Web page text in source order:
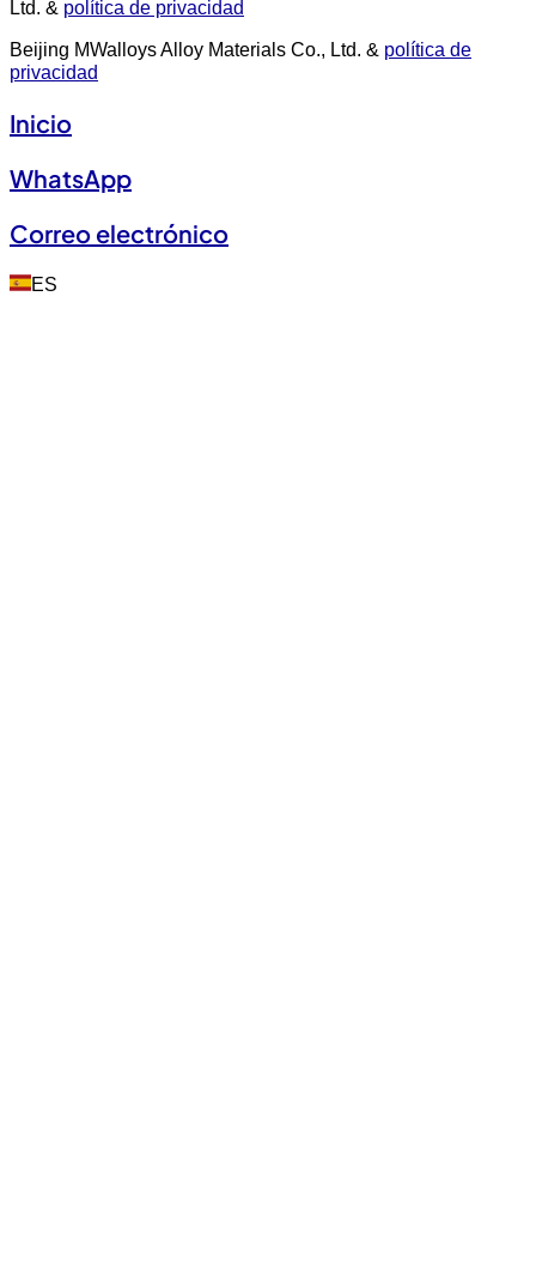
Ltd. & política de privacidad
Beijing MWalloys Alloy Materials Co., Ltd. & política de
privacidad
Inicio
WhatsApp
Correo electrónico
ES